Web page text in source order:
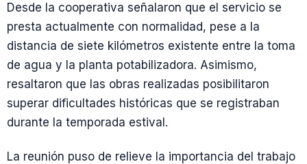
Desde la cooperativa señalaron que el servicio se
presta actualmente con normalidad, pese a la
distancia de siete kilómetros existente entre la toma
de agua y la planta potabilizadora. Asimismo,
resaltaron que las obras realizadas posibilitaron
superar dificultades históricas que se registraban
durante la temporada estival.
La reunión puso de relieve la importancia del trabajo